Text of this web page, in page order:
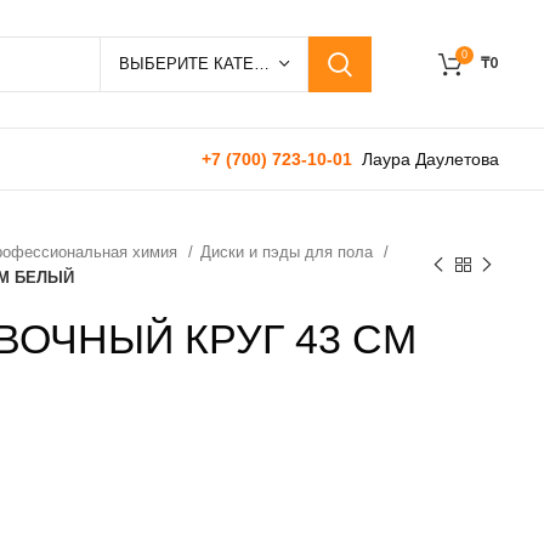
0 ₸0
+7 (700) 723-10-01 Лаура Даулетова
химия
Диски и пэды для пола
БЕЛЫЙ
КРУГ 43 СМ